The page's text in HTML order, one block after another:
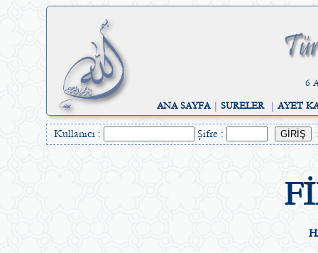
6
ANA SAYFA| SURELER| AYET
Kullanıcı : Şifre :